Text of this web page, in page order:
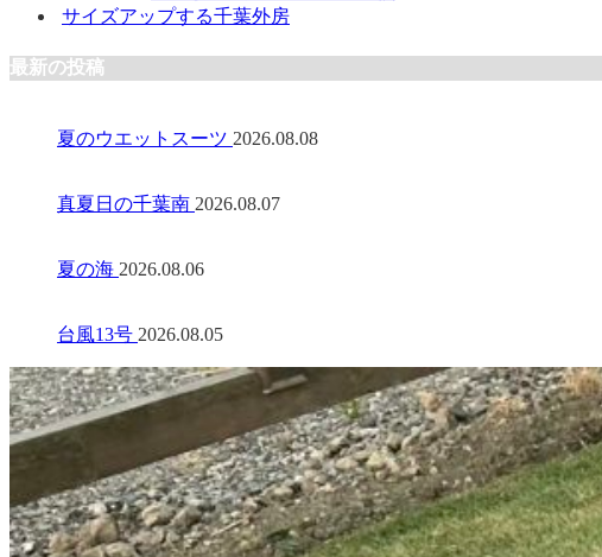
サイズアップする千葉外房
最新の投稿
夏のウエットスーツ 2026.08.08
真夏日の千葉南 2026.08.07
夏の海 2026.08.06
台風13号 2026.08.05